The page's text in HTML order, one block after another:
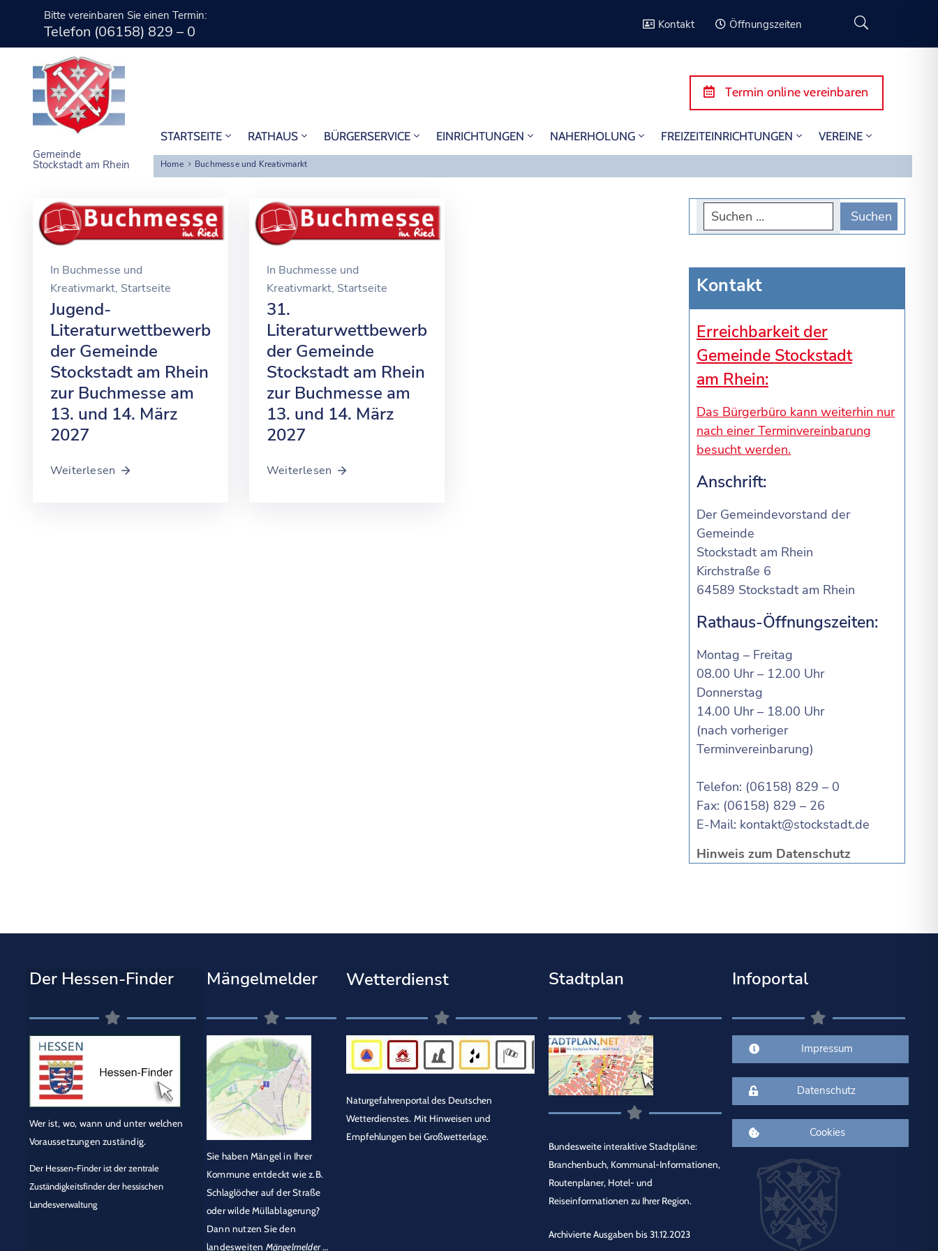
Bitte vereinbaren Sie einen Termin:
Telefon (06158) 829 – 0 Kontakt Öffnungszeiten
Gemeinde
Stockstadt am Rhein
Termin online vereinbaren
STARTSEITE RATHAUS BÜRGERSERVICE EINRICHTUNGEN NAHERHOLUNG FREIZEITEINRICHTUNGEN VEREINE
Home Buchmesse und Kreativmarkt
In Buchmesse und
Kreativmarkt‚ Startseite
Jugend-
Literaturwettbewerb
der Gemeinde
Stockstadt am Rhein
zur Buchmesse am
13. und 14. März
2027
Weiterlesen
In Buchmesse und
Kreativmarkt‚ Startseite
31.
Literaturwettbewerb
der Gemeinde
Stockstadt am Rhein
zur Buchmesse am
13. und 14. März
2027
Weiterlesen
Kontakt
Erreichbarkeit der
Gemeinde Stockstadt
am Rhein:
Das Bürgerbüro kann weiterhin nur
nach einer Terminvereinbarung
besucht werden.
Anschrift:
Der Gemeindevorstand der
Gemeinde
Stockstadt am Rhein
Kirchstraße 6
64589 Stockstadt am Rhein
Rathaus-Öffnungszeiten:
Montag – Freitag
08.00 Uhr – 12.00 Uhr
Donnerstag
14.00 Uhr – 18.00 Uhr
(nach vorheriger
Terminvereinbarung)
Telefon: (06158) 829 – 0
Fax: (06158) 829 – 26
E-Mail: kontakt@stockstadt.de
Hinweis zum Datenschutz
Der Hessen-Finder
Wer ist, wo, wann und unter welchen
Voraussetzungen zuständig.
Der Hessen-Finder ist der zentrale
Zuständigkeitsfinder der hessischen
Landesverwaltung
Mängelmelder
Sie haben Mängel in Ihrer
Kommune entdeckt wie z.B.
Schlaglöcher auf der Straße
oder wilde Müllablagerung?
Dann nutzen Sie den
landesweiten Mängelmelder…
Wetterdienst
Naturgefahrenportal des Deutschen
Wetterdienstes. Mit Hinweisen und
Empfehlungen bei Großwetterlage.
Stadtplan
Bundesweite interaktive Stadtpläne:
Branchenbuch, Kommunal-Informationen,
Routenplaner, Hotel- und
Reiseinformationen zu Ihrer Region.
Archivierte Ausgaben bis 31.12.2023
Infoportal
Impressum
Datenschutz
Cookies